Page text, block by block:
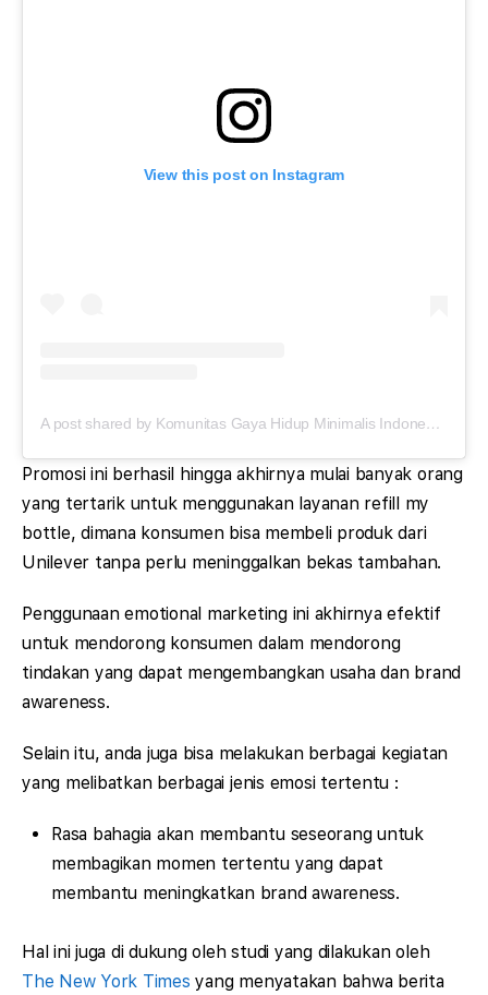
View this post on Instagram
A post shared by Komunitas Gaya Hidup Minimalis Indonesia (@lyfewithless)
Promosi ini berhasil hingga akhirnya mulai banyak orang
yang tertarik untuk menggunakan layanan refill my
bottle, dimana konsumen bisa membeli produk dari
Unilever tanpa perlu meninggalkan bekas tambahan.
Penggunaan emotional marketing ini akhirnya efektif
untuk mendorong konsumen dalam mendorong
tindakan yang dapat mengembangkan usaha dan brand
awareness.
Selain itu, anda juga bisa melakukan berbagai kegiatan
yang melibatkan berbagai jenis emosi tertentu :
Rasa bahagia akan membantu seseorang untuk
membagikan momen tertentu yang dapat
membantu meningkatkan brand awareness.
Hal ini juga di dukung oleh studi yang dilakukan oleh
The New York Timesyang menyatakan bahwa berita